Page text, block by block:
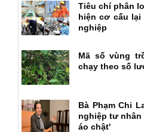
Tiêu chí phân
hiện cơ cấu
nghiệp
Mã số vùng
chạy theo số
Bà Phạm Chi
nghiệp tư
áo chật'